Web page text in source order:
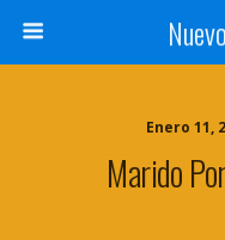
Enero 11,
Marido